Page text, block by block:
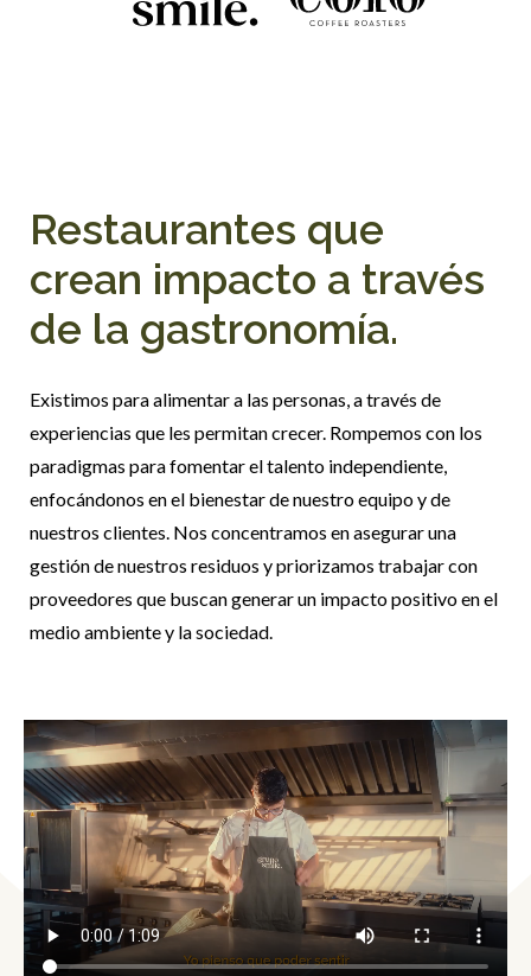
Restaurantes que
crean impacto a través
de la gastronomía.
Existimos para alimentar a las personas, a través de
experiencias que les permitan crecer. Rompemos con los
paradigmas para fomentar el talento independiente,
enfocándonos en el bienestar de nuestro equipo y de
nuestros clientes. Nos concentramos en asegurar una
gestión de nuestros residuos y priorizamos trabajar con
proveedores que buscan generar un impacto positivo en el
medio ambiente y la sociedad.